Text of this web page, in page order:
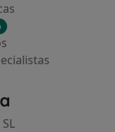
Página de inicio